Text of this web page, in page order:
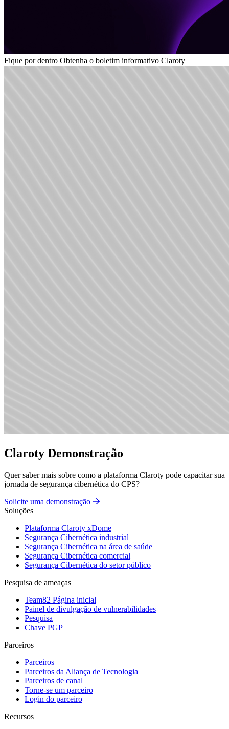
Fique por dentro Obtenha o boletim informativo Claroty
Claroty Demonstração
Quer saber mais sobre como a plataforma Claroty pode capacitar sua
jornada de segurança cibernética do CPS?
Solicite uma demonstração
Soluções
Plataforma Claroty xDome
Segurança Cibernética industrial
Segurança Cibernética na área de saúde
Segurança Cibernética comercial
Segurança Cibernética do setor público
Pesquisa de ameaças
Team82 Página inicial
Painel de divulgação de vulnerabilidades
Pesquisa
Chave PGP
Parceiros
Parceiros
Parceiros da Aliança de Tecnologia
Parceiros de canal
Torne-se um parceiro
Login do parceiro
Recursos